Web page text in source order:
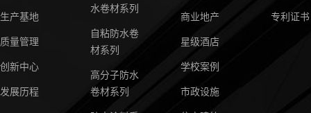
生产基地
质量管理
创新中心
发展历程
水卷材系列
自粘防水卷
材系列
高分子防水
卷材系列
商业地产
星级酒店
学校案例
市政设施
专利证书